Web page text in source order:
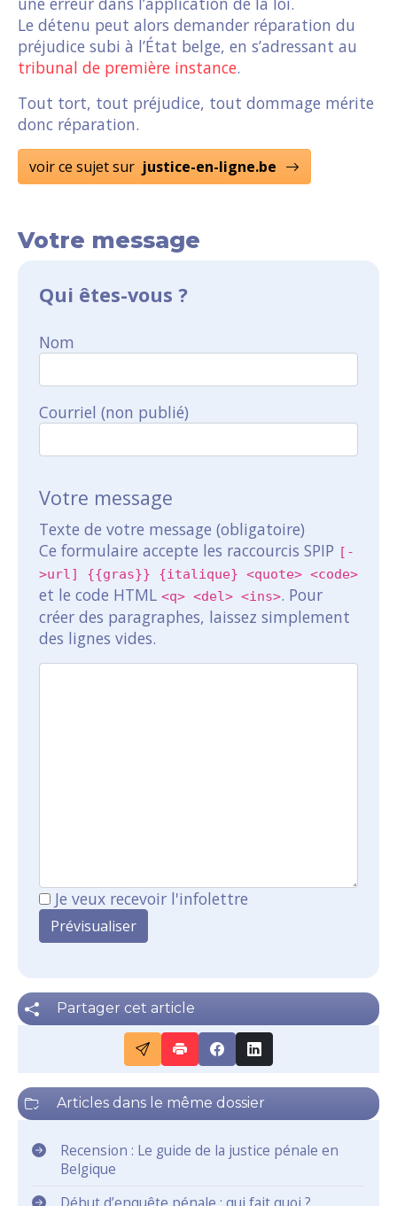
Le détenu peut alors demander réparation du
préjudice subi à l’État belge, en s’adressant au
tribunal de première instance.
Tout tort, tout préjudice, tout dommage mérite
donc réparation.
voir ce sujet sur justice-en-ligne.be
Votre message
Qui êtes-vous ?
Nom
Courriel (non publié)
Votre message
Texte de votre message (obligatoire)
Ce formulaire accepte les raccourcis SPIP [-
>url] {{gras}} {italique} <quote> <code>
et le code HTML <q> <del> <ins>. Pour
créer des paragraphes, laissez simplement
des lignes vides.
Je veux recevoir l'infolettre
Partager cet article
Articles dans le même dossier
Recension : Le guide de la justice pénale en
Belgique